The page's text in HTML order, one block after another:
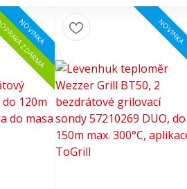
NOVINKA
ZDARMA NOVINKA